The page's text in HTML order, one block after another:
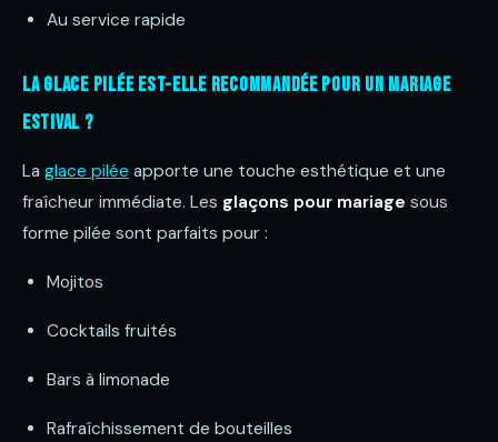
Au service rapide
La glace pilée est-elle recommandée pour un mariage
estival ?
La glace pilée apporte une touche esthétique et une
fraîcheur immédiate. Les glaçons pour mariage sous
forme pilée sont parfaits pour :
Mojitos
Cocktails fruités
Bars à limonade
Rafraîchissement de bouteilles